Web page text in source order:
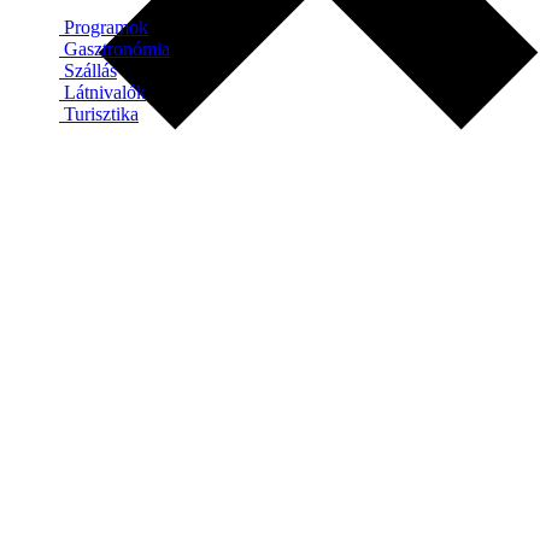
Programok
Gasztronómia
Szállás
Látnivalók
Turisztika